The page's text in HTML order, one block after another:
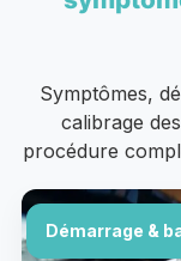
Symptômes,
calibrage
procédure
Démarrage &